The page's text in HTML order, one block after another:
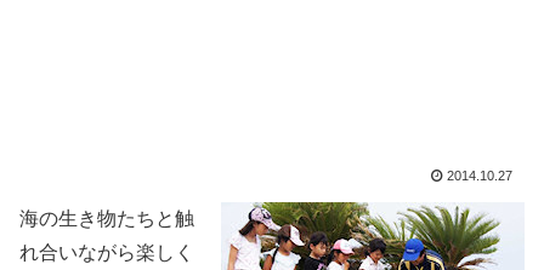
2014.10.27
海の生き物たちと触
れ合いながら楽しく